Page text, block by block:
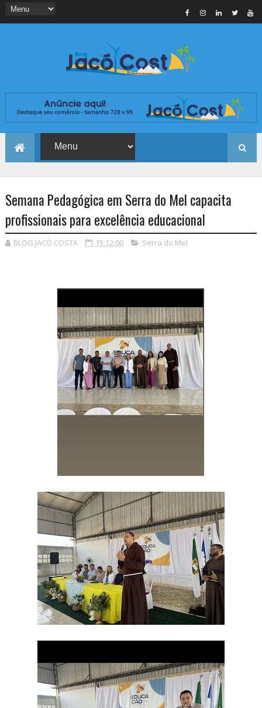
Semana Pedagógica em Serra do Mel capacita
profissionais para excelência educacional
BLOG JACÓ COSTA 15:12:00 Serra do Mel